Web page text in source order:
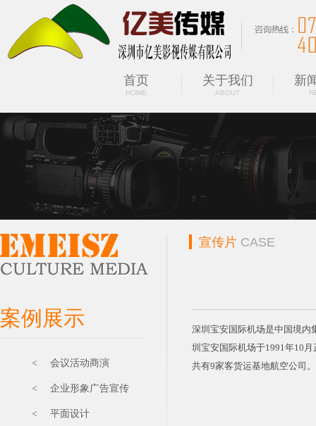
首页
HOME
关于我们
ABOUT
新
案例展示
< 会议活动商演
< 企业形象广告宣传
< 平面设计
宣传片 CASE
深圳宝安国际机场是中国境内
圳宝安国际机场于1991年10
共有9家客货运基地航空公司。